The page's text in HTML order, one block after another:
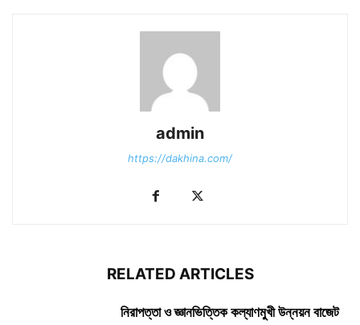
admin
https://dakhina.com/
RELATED ARTICLES
নিরাপত্তা ও জ্ঞানভিত্তিক কল্যাণমুখী উন্নয়ন বাজেট